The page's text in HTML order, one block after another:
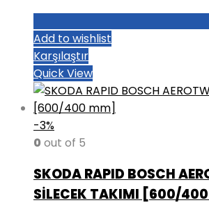
Add to wishlist
Karşılaştır
Quick View
-3%
0 out of 5
SKODA RAPID BOSCH
SİLECEK TAKIMI [600/